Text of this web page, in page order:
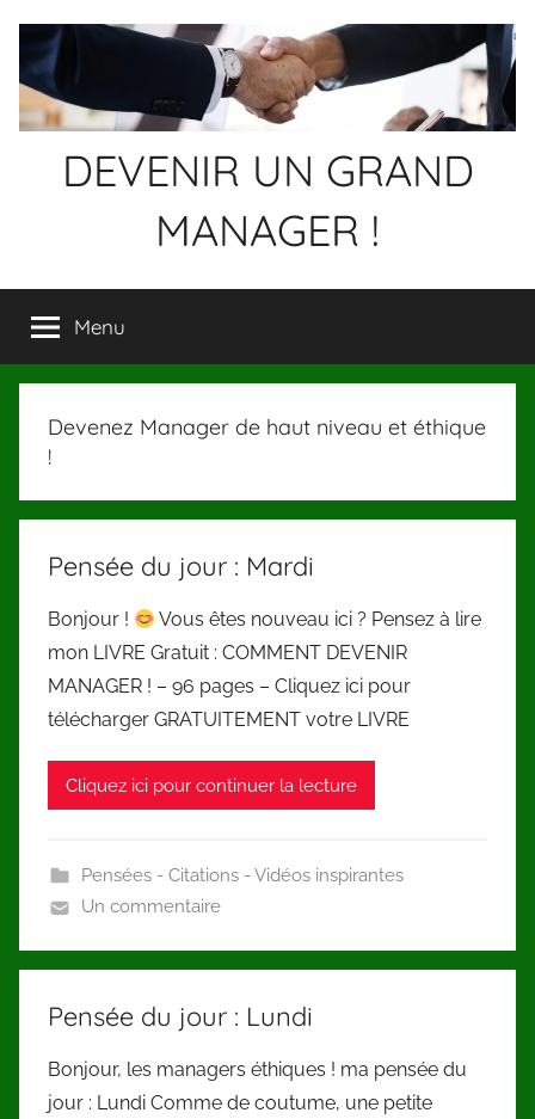
contenu
DEVENIR UN GRAND
MANAGER !
GRAND
MANAGER
!
Menu
Devenez Manager de haut niveau et éthique
!
Pensée du jour : Mardi
Bonjour !
Vous êtes nouveau ici ? Pensez à lire
mon LIVRE Gratuit : COMMENT DEVENIR
MANAGER ! – 96 pages – Cliquez ici pour
télécharger GRATUITEMENT votre LIVRE
Cliquez ici pour continuer la lecture
Pensées - Citations - Vidéos inspirantes
Un commentaire
Pensée du jour : Lundi
Bonjour, les managers éthiques ! ma pensée du
jour : Lundi Comme de coutume, une petite